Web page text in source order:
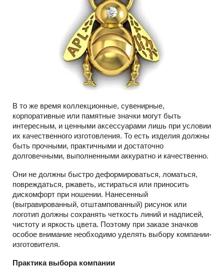
В то же время коллекционные, сувенирные,
корпоративные или памятные значки могут быть
интересным, и ценными аксессуарами лишь при условии
их качественного изготовления. То есть изделия должны
быть прочными, практичными и достаточно
долговечными, выполненными аккуратно и качественно.
Они не должны быстро деформироваться, ломаться,
повреждаться, ржаветь, истираться или приносить
дискомфорт при ношении. Нанесенный
(выгравированный, отштампованный) рисунок или
логотип должны сохранять четкость линий и надписей,
чистоту и яркость цвета. Поэтому при заказе значков
особое внимание необходимо уделять выбору компании-
изготовителя.
Практика выбора компании